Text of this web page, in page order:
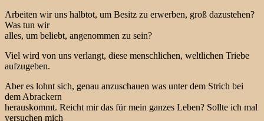
Arbeiten wir uns halbtot, um Besitz zu erwerben, groß dazustehen?
Was tun wir
alles, um beliebt, angenommen zu sein?
Viel wird von uns verlangt, diese menschlichen, weltlichen Triebe
aufzugeben.
Aber es lohnt sich, genau anzuschauen was unter dem Strich bei
dem Abrackern
herauskommt. Reicht mir das für mein ganzes Leben? Sollte ich mal
versuchen mich